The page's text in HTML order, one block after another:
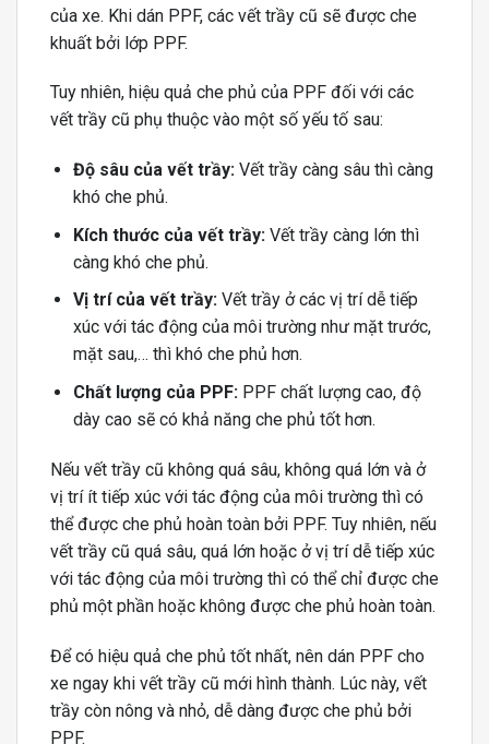
của xe. Khi dán PPF, các vết trầy cũ sẽ được che
khuất bởi lớp PPF.
Tuy nhiên, hiệu quả che phủ của PPF đối với các
vết trầy cũ phụ thuộc vào một số yếu tố sau:
Độ sâu của vết trầy:Vết trầy càng sâu thì càng
khó che phủ.
Kích thước của vết trầy:Vết trầy càng lớn thì
càng khó che phủ.
Vị trí của vết trầy:Vết trầy ở các vị trí dễ tiếp
xúc với tác động của môi trường như mặt trước,
mặt sau,… thì khó che phủ hơn.
Chất lượng của PPF:PPF chất lượng cao, độ
dày cao sẽ có khả năng che phủ tốt hơn.
Nếu vết trầy cũ không quá sâu, không quá lớn và ở
vị trí ít tiếp xúc với tác động của môi trường thì có
thể được che phủ hoàn toàn bởi PPF. Tuy nhiên, nếu
vết trầy cũ quá sâu, quá lớn hoặc ở vị trí dễ tiếp xúc
với tác động của môi trường thì có thể chỉ được che
phủ một phần hoặc không được che phủ hoàn toàn.
Để có hiệu quả che phủ tốt nhất, nên dán PPF cho
xe ngay khi vết trầy cũ mới hình thành. Lúc này, vết
trầy còn nông và nhỏ, dễ dàng được che phủ bởi
PPF.